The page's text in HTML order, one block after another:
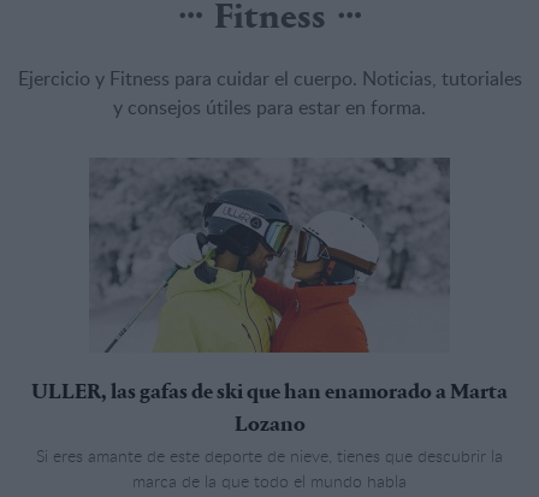
Fitness
Ejercicio y Fitness para cuidar el cuerpo. Noticias, tutoriales
y consejos útiles para estar en forma.
ULLER, las gafas de ski que han enamorado a Marta
Lozano
Si eres amante de este deporte de nieve, tienes que descubrir la
marca de la que todo el mundo habla